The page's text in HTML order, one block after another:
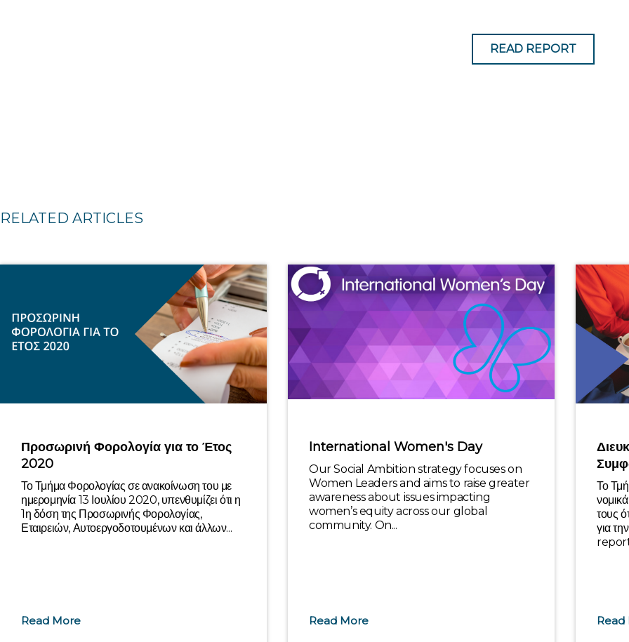
READ REPORT
RELATED ARTICLES
Προσωρινή Φορολογία για το Έτος
2020
Το Τμήμα Φορολογίας σε ανακοίνωση του με
ημερομηνία 13 Ιουλίου 2020, υπενθυμίζει ότι η
1η δόση της Προσωρινής Φορολογίας,
Εταιρειών, Αυτοεργοδοτουμένων και άλλων...
Read More
International Women's Day
Our Social Ambition strategy focuses on
Women Leaders and aims to raise greater
awareness about issues impacting
women’s equity across our global
community. On...
Read More
Το
τους
για
Read